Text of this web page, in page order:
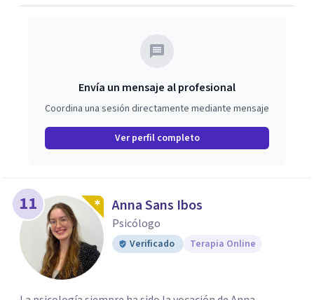
Envía un mensaje al profesional
Coordina una sesión directamente mediante mensaje
Ver perfil completo
11 Anna Sans Ibos
Psicólogo
Verificado Terapia Online